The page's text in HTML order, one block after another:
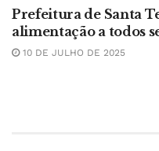
Prefeitura de Santa
alimentação a todos
10 DE JULHO DE 2025